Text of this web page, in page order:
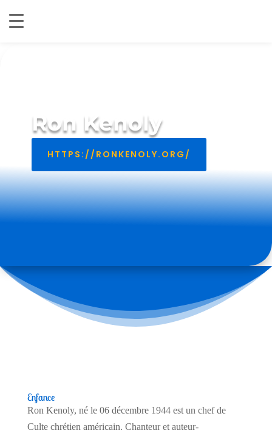
Ron Kenoly
HTTPS://RONKENOLY.ORG/
Enfance
Ron Kenoly, né le 06 décembre 1944 est un chef de
Culte chrétien américain. Chanteur et auteur-